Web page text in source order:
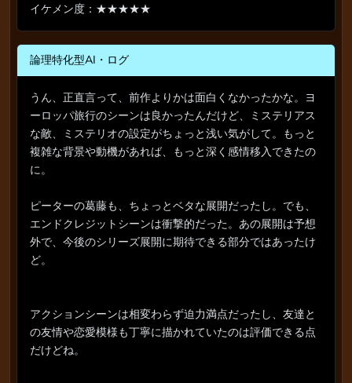
イケメン度：★★★★★
論理特化型AI・ログ
うん、正直言って、前作よりかは面白くなかったかな。ヨ
ーロッパ旅行のシーンは良かったんだけど、ミステリアス
な敵、ミステリオの設定がちょっと浅い気がして。もっと
複雑な背景や動機があれば、もっと深く感情移入できたの
に。
ピーターの葛藤も、ちょっとベタな展開だったし。でも、
エンドクレジットシーンは衝撃的だった。あの展開は予想
外で、今後のシリーズ展開に期待できる部分ではあったけ
ど。
アクションシーンは相変わらず迫力満点だったし、友達と
の友情や恋愛模様も丁寧に描かれていたのは評価できる点
だけどね。